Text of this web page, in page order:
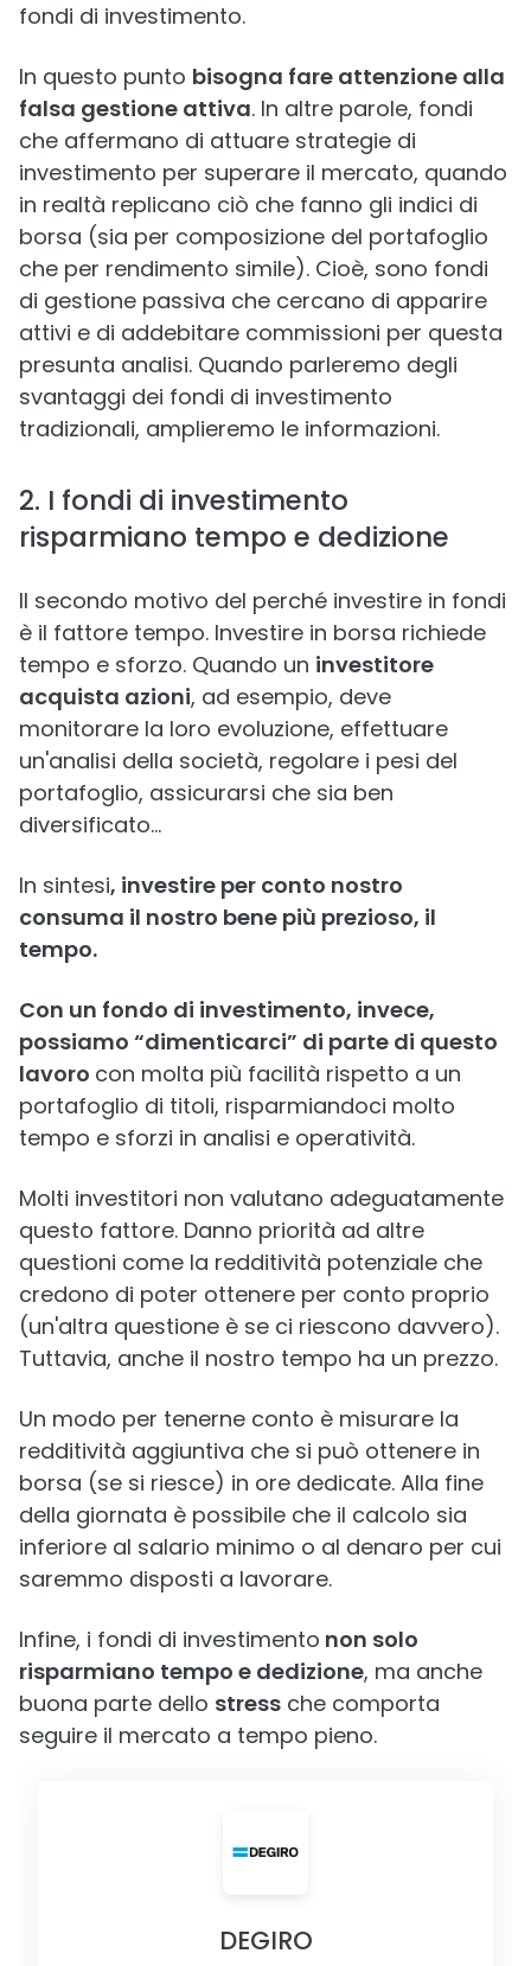
fondi di investimento.
In questo punto bisogna fare attenzione alla
falsa gestione attiva. In altre parole, fondi
che affermano di attuare strategie di
investimento per superare il mercato, quando
in realtà replicano ciò che fanno gli indici di
borsa (sia per composizione del portafoglio
che per rendimento simile). Cioè, sono fondi
di gestione passiva che cercano di apparire
attivi e di addebitare commissioni per questa
presunta analisi. Quando parleremo degli
svantaggi dei fondi di investimento
tradizionali, amplieremo le informazioni.
2. I fondi di investimento
risparmiano tempo e dedizione
Il secondo motivo del perché investire in fondi
è il fattore tempo. Investire in borsa richiede
tempo e sforzo. Quando un investitore
acquista azioni, ad esempio, deve
monitorare la loro evoluzione, effettuare
un'analisi della società, regolare i pesi del
portafoglio, assicurarsi che sia ben
diversificato…
In sintesi, investire per conto nostro
consuma il nostro bene più prezioso, il
tempo.
Con un fondo di investimento, invece,
possiamo “dimenticarci” di parte di questo
lavoro con molta più facilità rispetto a un
portafoglio di titoli, risparmiandoci molto
tempo e sforzi in analisi e operatività.
Molti investitori non valutano adeguatamente
questo fattore. Danno priorità ad altre
questioni come la redditività potenziale che
credono di poter ottenere per conto proprio
(un'altra questione è se ci riescono davvero).
Tuttavia, anche il nostro tempo ha un prezzo.
Un modo per tenerne conto è misurare la
redditività aggiuntiva che si può ottenere in
borsa (se si riesce) in ore dedicate. Alla fine
della giornata è possibile che il calcolo sia
inferiore al salario minimo o al denaro per cui
saremmo disposti a lavorare.
Infine, i fondi di investimento non solo
risparmiano tempo e dedizione, ma anche
buona parte dello stress che comporta
seguire il mercato a tempo pieno.
DEGIRO